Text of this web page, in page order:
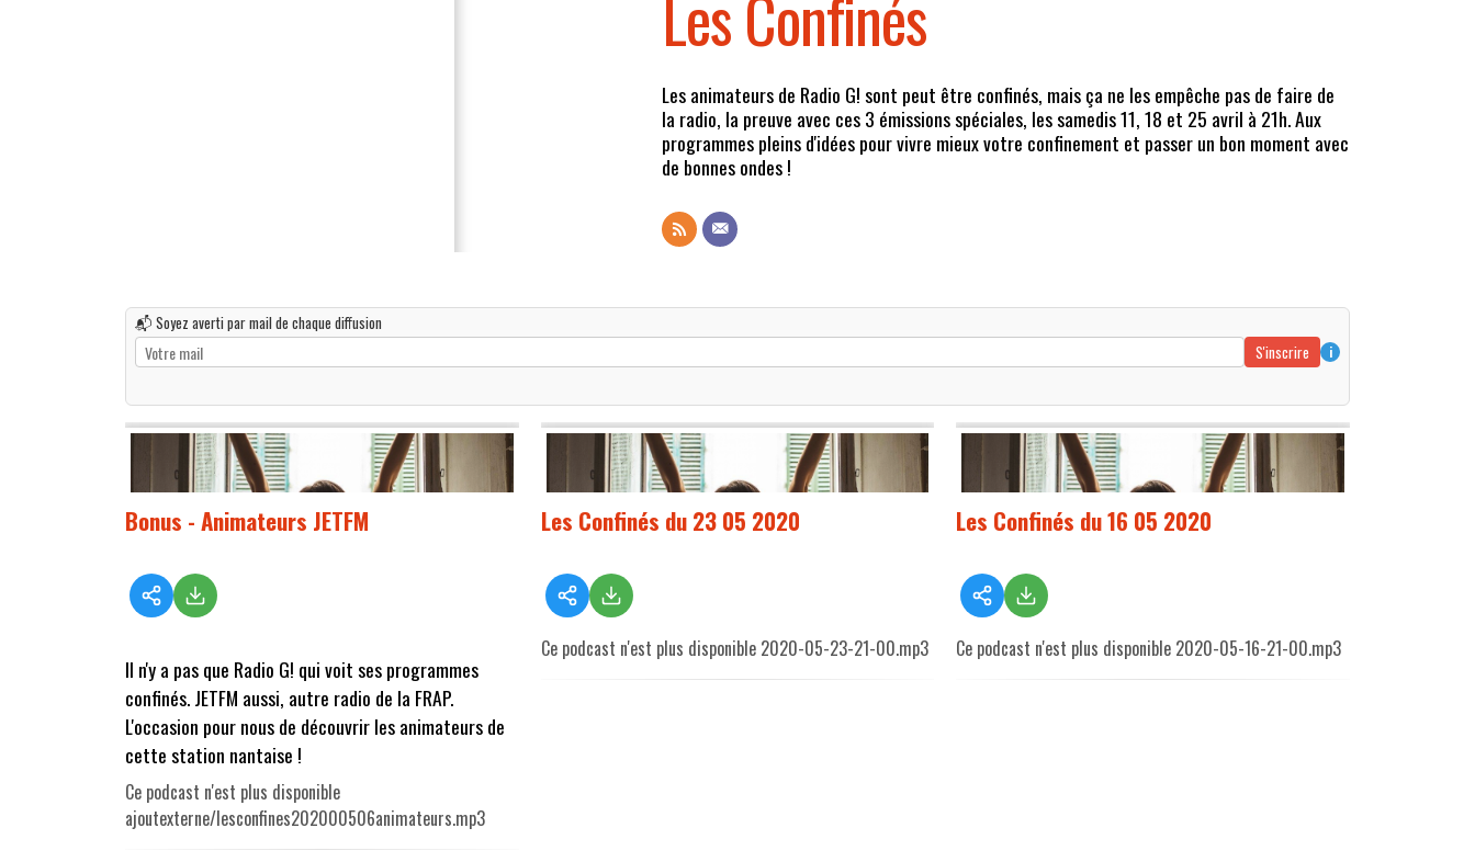
Les animateurs de Radio G! sont peut être confinés, mais ça ne les empêche pas de faire de
la radio, la preuve avec ces 3 émissions spéciales, les samedis 11, 18 et 25 avril à 21h. Aux
programmes pleins d'idées pour vivre mieux votre confinement et passer un bon moment avec
de bonnes ondes !
📬 Soyez averti par mail de chaque diffusion
S'inscrire
i
Bonus - Animateurs JETFM
Il n'y a pas que Radio G! qui voit ses programmes
confinés. JETFM aussi, autre radio de la FRAP.
L'occasion pour nous de découvrir les animateurs de
cette station nantaise !
Ce podcast n'est plus disponible
ajoutexterne/lesconfines202000506animateurs.mp3
Les Confinés du 23 05 2020
Ce podcast n'est plus disponible 2020-05-23-21-00.mp3
Les Confinés du 16 05 2020
Ce podcast n'est plus disponible 2020-05-16-21-00.mp3